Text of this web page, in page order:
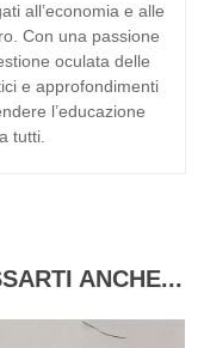
all’economia e alle
Con una passione
oculata delle
e approfondimenti
l’educazione
tutti.
ANCHE...